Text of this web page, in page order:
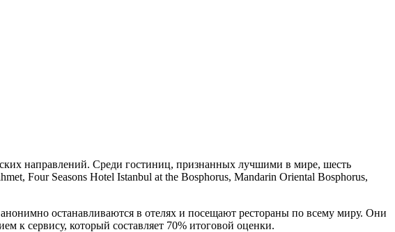
направлений. Среди гостиниц, признанных лучшими в мире, шесть
Four Seasons Hotel Istanbul at the Bosphorus, Mandarin Oriental Bosphorus,
останавливаются в отелях и посещают рестораны по всему миру. Они
к сервису, который составляет 70% итоговой оценки.